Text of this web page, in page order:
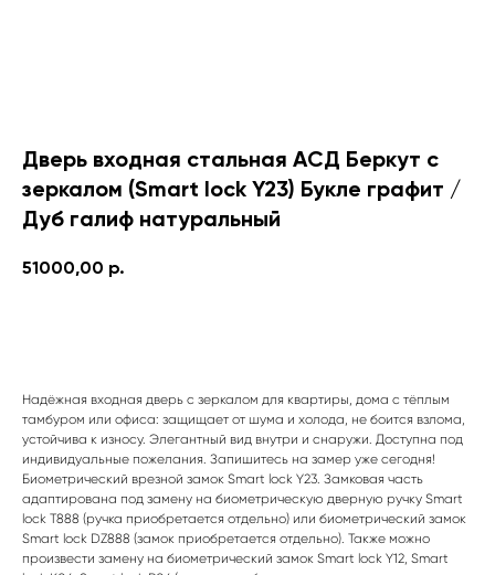
Дверь входная стальная АСД Беркут с
зеркалом (Smart lock Y23) Букле графит /
Дуб галиф натуральный
51000,00 р.
Надёжная входная дверь с зеркалом для квартиры, дома с тёплым
тамбуром или офиса: защищает от шума и холода, не боится взлома,
устойчива к износу. Элегантный вид внутри и снаружи. Доступна под
индивидуальные пожелания. Запишитесь на замер уже сегодня!
Биометрический врезной замок Smart lock Y23. Замковая часть
адаптирована под замену на биометрическую дверную ручку Smart
lock T888 (ручка приобретается отдельно) или биометрический замок
Smart lock DZ888 (замок приобретается отдельно). Также можно
произвести замену на биометрический замок Smart lock Y12, Smart
Подберите
идеальную дверь